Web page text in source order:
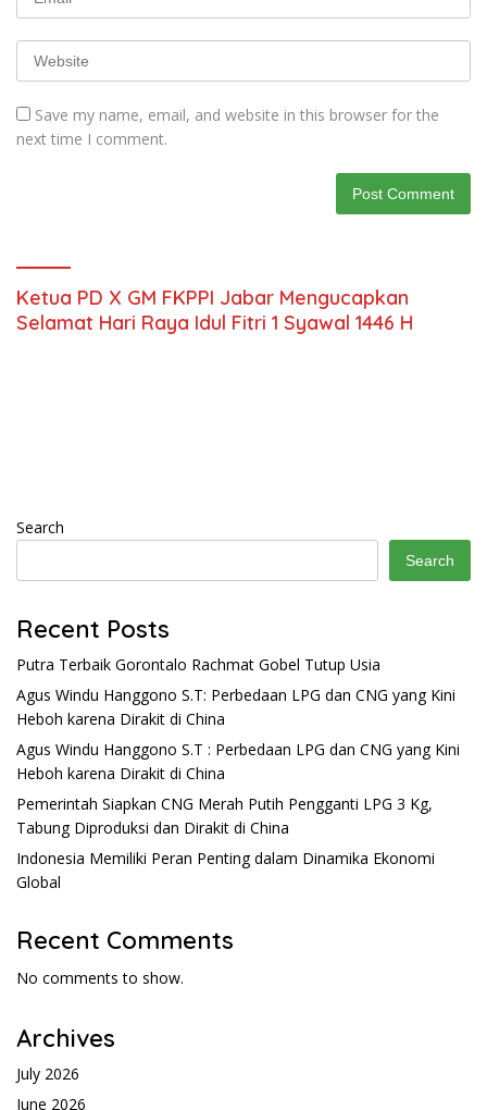
Save my name, email, and website in this browser for the
next time I comment.
Ketua PD X GM FKPPI Jabar Mengucapkan
Selamat Hari Raya Idul Fitri 1 Syawal 1446 H
Search
Search
Recent Posts
Putra Terbaik Gorontalo Rachmat Gobel Tutup Usia
Agus Windu Hanggono S.T: Perbedaan LPG dan CNG yang Kini
Heboh karena Dirakit di China
Agus Windu Hanggono S.T : Perbedaan LPG dan CNG yang Kini
Heboh karena Dirakit di China
Pemerintah Siapkan CNG Merah Putih Pengganti LPG 3 Kg,
Tabung Diproduksi dan Dirakit di China
Indonesia Memiliki Peran Penting dalam Dinamika Ekonomi
Global
Recent Comments
No comments to show.
Archives
July 2026
June 2026